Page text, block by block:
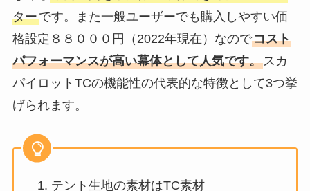
ターです。また一般ユーザーでも購入しやすい価
格設定８８０００円（2022年現在）なのでコスト
パフォーマンスが高い幕体として人気です。スカ
パイロットTCの機能性の代表的な特徴として3つ挙
げられます。
テント生地の素材はTC素材